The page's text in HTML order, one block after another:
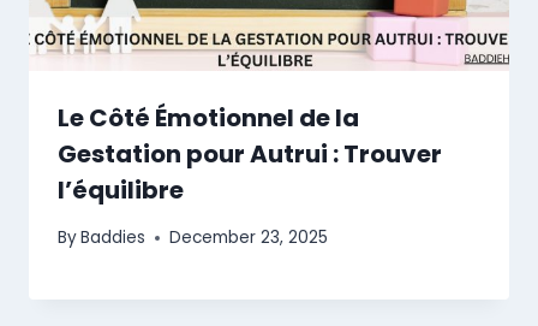
Le Côté Émotionnel de la
Gestation pour Autrui : Trouver
l’équilibre
ByBaddies December 23, 2025